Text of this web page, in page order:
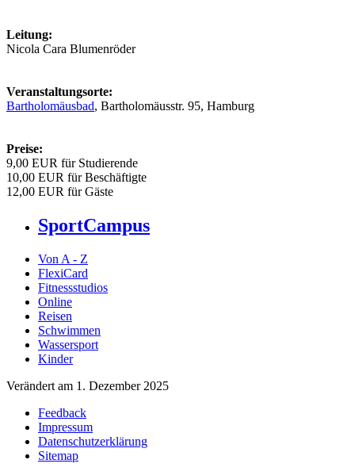
Leitung:
Nicola Cara Blumenröder
Veranstaltungsorte:
Bartholomäusbad, Bartholomäusstr. 95, Hamburg
Preise:
9,00 EUR für Studierende
10,00 EUR für Beschäftigte
12,00 EUR für Gäste
SportCampus
Von A - Z
FlexiCard
Fitnessstudios
Online
Reisen
Schwimmen
Wassersport
Kinder
Verändert am 1. Dezember 2025
Feedback
Impressum
Datenschutzerklärung
Sitemap